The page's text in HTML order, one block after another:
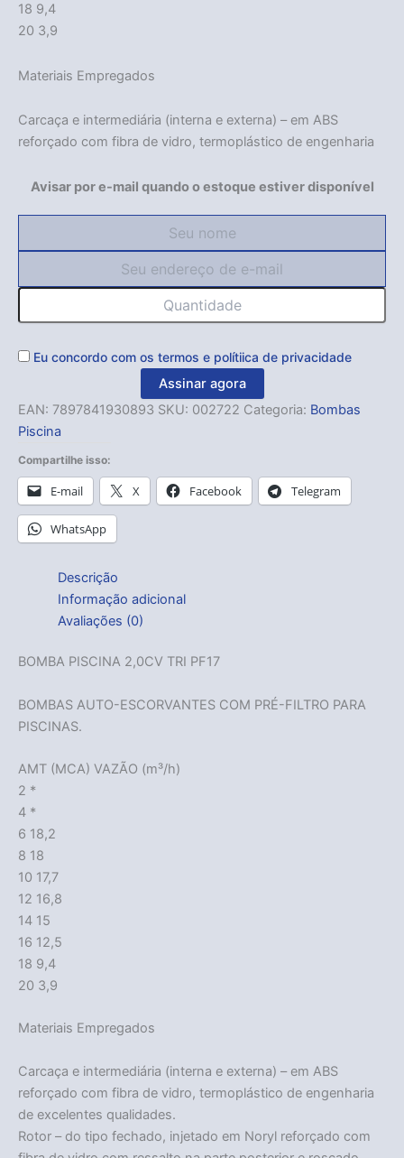
18 9,4
20 3,9
Materiais Empregados
Carcaça e intermediária (interna e externa) – em ABS
reforçado com fibra de vidro, termoplástico de engenharia
Avisar por e-mail quando o estoque estiver disponível
Eu concordo com os termos e polítiica de privacidade
Assinar agora
EAN: 7897841930893 SKU: 002722 Categoria: Bombas
Piscina
Compartilhe isso:
E-mail X Facebook Telegram
WhatsApp
Descrição
Informação adicional
Avaliações (0)
BOMBA PISCINA 2,0CV TRI PF17
BOMBAS AUTO-ESCORVANTES COM PRÉ-FILTRO PARA
PISCINAS.
AMT (MCA) VAZÃO (m³/h)
2 *
4 *
6 18,2
8 18
10 17,7
12 16,8
14 15
16 12,5
18 9,4
20 3,9
Materiais Empregados
Carcaça e intermediária (interna e externa) – em ABS
reforçado com fibra de vidro, termoplástico de engenharia
de excelentes qualidades.
Rotor – do tipo fechado, injetado em Noryl reforçado com